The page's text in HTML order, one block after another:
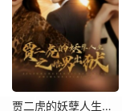
贾二虎的妖孽人生之皓男出狱